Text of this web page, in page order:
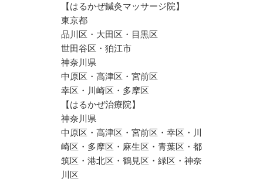
【はるかぜ鍼灸マッサージ院】
東京都
品川区・大田区・目黒区
世田谷区・狛江市
神奈川県
中原区・高津区・宮前区
幸区・川崎区・多摩区
【はるかぜ治療院】
神奈川県
中原区・高津区・宮前区・幸区・川
崎区・多摩区・麻生区・青葉区・都
筑区・港北区・鶴見区・緑区・神奈
川区